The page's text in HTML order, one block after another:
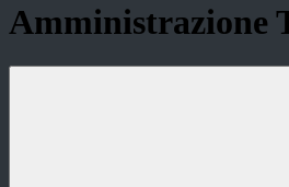
Amministrazione